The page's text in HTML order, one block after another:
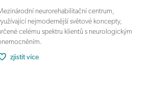
neurorehabilitační centrum,
nejmodernější světové koncepty,
celému spektru klientů s neurologickým
zjistit více